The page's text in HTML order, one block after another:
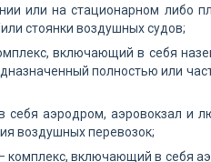
или на стационарном либо
стоянки воздушных судов;
включающий в себя
полностью или
аэродром, аэровокзал и
воздушных перевозок;
комплекс, включающий в себя